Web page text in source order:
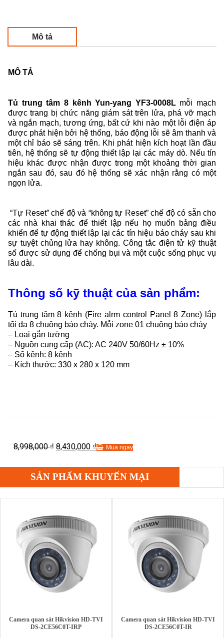
Mô tả
MÔ TẢ
Tủ trung tâm 8 kênh Yun-yang YF3-0008Lmỗi mạch
được trang bị chức năng giám sát trên lửa, phá vỡ mạch
và ngắn mạch, tương ứng, bất cứ khi nào một lỗi điện áp
được phát hiện bởi hệ thống, báo động lỗi sẽ âm thanh và
một chỉ báo sẽ sáng trên. Khi phát hiện kích hoạt lần đầu
tiên, hệ thống sẽ tự động thiết lập lại các máy dò. Nếu tín
hiệu khác được nhận được trong một khoảng thời gian
ngắn sau đó, sau đó hệ thống sẽ xác nhận rằng có một
ngọn lửa.
“Tự Reset” chế độ và “không tự Reset” chế độ có sẵn cho
các nhà khai thác để thiết lập nếu họ muốn bảng điều
khiển để tự động thiết lập lại các tín hiệu báo cháy sau khi
sự tuyệt chủng lửa hay không. Công tắc điện tử kỹ thuật
số được sử dụng để chống bụi và một cuộc sống phục vụ
lâu dài.
Thông số kỹ thuật của sản phẩm:
Tủ trung tâm 8 kênh (Fire alrm control Panel 8 Zone) lắp
tối đa 8 chuông báo cháy. Mỗi zone 01 chuông báo cháy
– Loại gắn tường
– Nguồn cung cấp (AC): AC 240V 50/60Hz ± 10%
– Số kênh: 8 kênh
– Kích thước: 330 x 280 x 120 mm
8,998,000₫ 8,430,000 ₫ Mua ngay
SẢN PHẨM KHUYẾN MẠI
Camera quan sát Hikvision HD-TVI
DS-2CE56C0T-IRP
Camera quan sát Hikvision HD-TVI
DS-2CE56C0T-IR